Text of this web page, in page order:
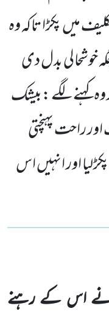
میں پکڑا تاکہ وہ
خوشحالی بدل دی
کہنے لگے :بیشک
راحت پہنچتی
اور انہیں اس
اس کے رہنے